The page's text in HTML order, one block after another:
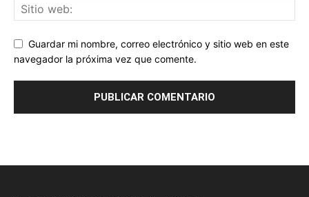
Guardar mi nombre, correo electrónico y sitio web en este
navegador la próxima vez que comente.